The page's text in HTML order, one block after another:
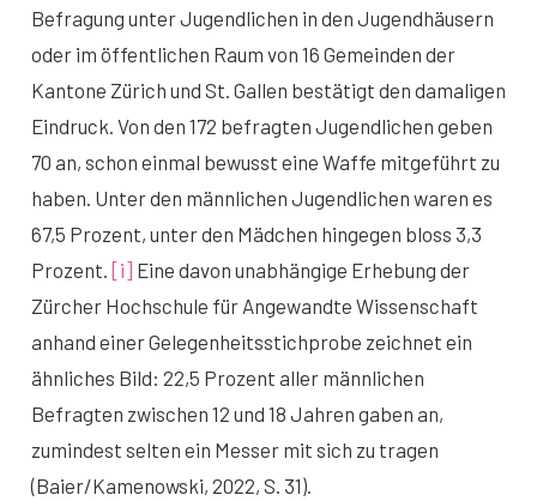
Befragung unter Jugendlichen in den Jugendhäusern
oder im öffentlichen Raum von 16 Gemeinden der
Kantone Zürich und St. Gallen bestätigt den damaligen
Eindruck. Von den 172 befragten Jugendlichen geben
70 an, schon einmal bewusst eine Waffe mitgeführt zu
haben. Unter den männlichen Jugendlichen waren es
67,5 Prozent, unter den Mädchen hingegen bloss 3,3
Prozent. [i] Eine davon unabhängige Erhebung der
Zürcher Hochschule für Angewandte Wissenschaft
anhand einer Gelegenheitsstichprobe zeichnet ein
ähnliches Bild: 22,5 Prozent aller männlichen
Befragten zwischen 12 und 18 Jahren gaben an,
zumindest selten ein Messer mit sich zu tragen
(Baier/Kamenowski, 2022, S. 31).